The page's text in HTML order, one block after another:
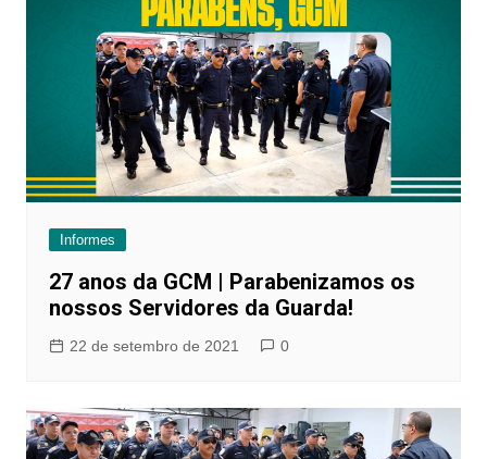
Informes
27 anos da GCM | Parabenizamos os
nossos Servidores da Guarda!
22 de setembro de 2021 0